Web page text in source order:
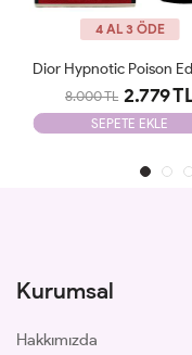
4 AL 3 ÖDE
9.700 TL 3.240
SEPETE EKLE
Kurumsal
Hakkımızda